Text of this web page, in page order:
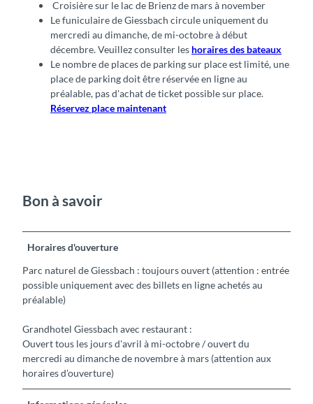
Croisière sur le lac de Brienz de mars à november
Le funiculaire de Giessbach circule uniquement du
mercredi au dimanche, de mi-octobre à début
décembre. Veuillez consulter les horaires des bateaux
Le nombre de places de parking sur place est limité, une
place de parking doit être réservée en ligne au
préalable, pas d'achat de ticket possible sur place.
Réservez place maintenant
Bon à savoir
Horaires d'ouverture
Parc naturel de Giessbach : toujours ouvert (attention : entrée
possible uniquement avec des billets en ligne achetés au
préalable)
Grandhotel Giessbach avec restaurant :
Ouvert tous les jours d'avril à mi-octobre / ouvert du
mercredi au dimanche de novembre à mars (attention aux
horaires d'ouverture)